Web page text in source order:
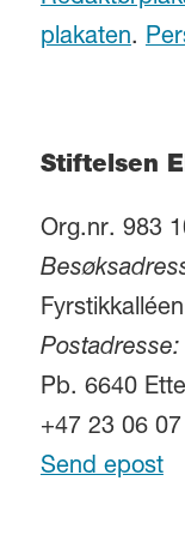
plakaten.
Stiftelsen
Org.nr. 983
Postadresse:
Pb. 6640
+47 23 06
Send epost